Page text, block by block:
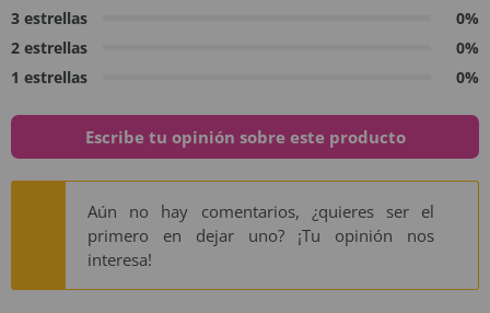
3 estrellas
0%
2 estrellas
0%
1 estrellas
0%
Escribe tu opinión sobre este producto
Aún no hay comentarios, ¿quieres ser el
primero en dejar uno? ¡Tu opinión nos
interesa!